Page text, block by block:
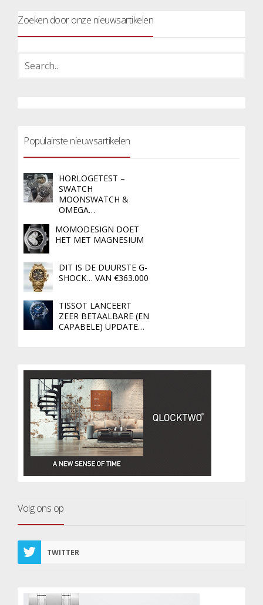
Zoeken door onze nieuwsartikelen
Populairste nieuwsartikelen
HORLOGETEST –
SWATCH
MOONSWATCH &
OMEGA…
MOMODESIGN DOET
HET MET MAGNESIUM
DIT IS DE DUURSTE G-
SHOCK… VAN €363.000
TISSOT LANCEERT
ZEER BETAALBARE (EN
CAPABELE) UPDATE…
Volg ons op
TWITTER